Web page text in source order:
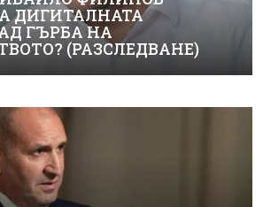
ДИГИТАЛНАТА
ГЪРБА НА
(РАЗСЛЕДВАНЕ)